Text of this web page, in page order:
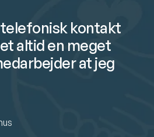
telefonisk kontakt
altid en meget
at jeg